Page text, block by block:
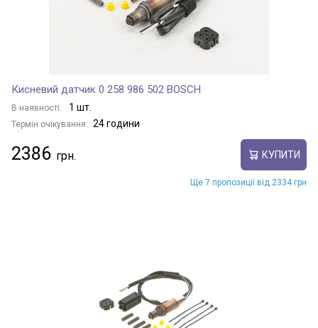
Кисневий датчик 0 258 986 502 BOSCH
В наявності: 1 шт.
Термін очікування: 24 години
2386 КУПИТИ
Ще 7 пропозиції від 2334 грн